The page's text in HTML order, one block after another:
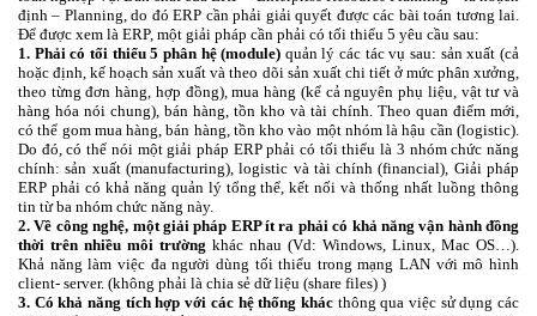
định – Planning, do đó ERP cần phải giải quyết được các bài toán tương lai.
Để được xem là ERP, một giải pháp cần phải có tối thiểu 5 yêu cầu sau:
1. Phải có tối thiểu 5 phân hệ (module) quản lý các tác vụ sau: sản xuất (cả
hoặc định, kế hoạch sản xuất và theo dõi sản xuất chi tiết ở mức phân xưởng,
theo từng đơn hàng, hợp đồng), mua hàng (kể cả nguyên phụ liệu, vật tư và
hàng hóa nói chung), bán hàng, tồn kho và tài chính. Theo quan điểm mới,
có thể gom mua hàng, bán hàng, tồn kho vào một nhóm là hậu cần (logistic).
Do đó, có thể nói một giải pháp ERP phải có tối thiểu là 3 nhóm chức năng
chính: sản xuất (manufacturing), logistic và tài chính (financial), Giải pháp
ERP phải có khả năng quản lý tổng thể, kết nối và thống nhất luồng thông
tin từ ba nhóm chức năng này.
2. Về công nghệ, một giải pháp ERP ít ra phải có khả năng vận hành đồng
thời trên nhiều môi trường khác nhau (Vd: Windows, Linux, Mac OS…).
Khả năng làm việc đa người dùng tối thiểu trong mạng LAN với mô hình
client- server. (không phải là chia sẻ dữ liệu (share files) )
3. Có khả năng tích hợp với các hệ thống khácthông qua việc sử dụng các